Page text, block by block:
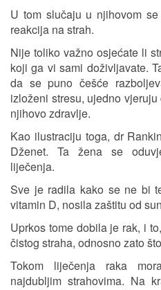
U tom slučaju u njihovom
reakcija na strah.
Nije toliko važno osjećate li
koji ga vi sami doživljavate.
da se puno češće
izloženi stresu, ujedno
njihovo zdravlje.
Kao ilustraciju toga, dr
Dženet. Ta žena se
liječenja.
Sve je radila kako se ne bi
vitamin D, nosila zaštitu od
Uprkos tome dobila je rak, i
čistog straha, odnosno zato
Tokom liječenja raka
najdubljim strahovima. Na